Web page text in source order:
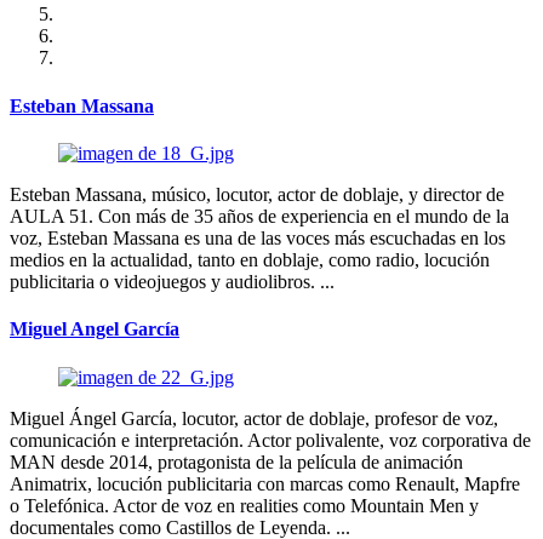
Esteban Massana
Esteban Massana, músico, locutor, actor de doblaje, y director de
AULA 51. Con más de 35 años de experiencia en el mundo de la
voz, Esteban Massana es una de las voces más escuchadas en los
medios en la actualidad, tanto en doblaje, como radio, locución
publicitaria o videojuegos y audiolibros. ...
Miguel Angel García
Miguel Ángel García, locutor, actor de doblaje, profesor de voz,
comunicación e interpretación. Actor polivalente, voz corporativa de
MAN desde 2014, protagonista de la película de animación
Animatrix, locución publicitaria con marcas como Renault, Mapfre
o Telefónica. Actor de voz en realities como Mountain Men y
documentales como Castillos de Leyenda. ...